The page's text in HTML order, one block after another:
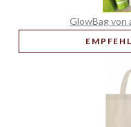
GlowBag von